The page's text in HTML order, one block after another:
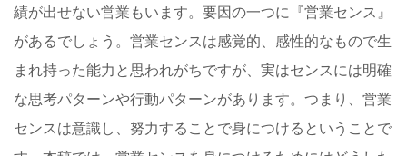
績が出せない営業もいます。要因の一つに『営業センス』
があるでしょう。営業センスは感覚的、感性的なもので生
まれ持った能力と思われがちですが、実はセンスには明確
な思考パターンや行動パターンがあります。つまり、営業
センスは意識し、努力することで身につけるということで